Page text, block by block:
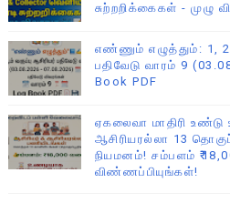
சுற்றறிக்கைகள் - முழு
எண்ணும் எழுத்தும்: 1,
பதிவேடு வாரம் 9
Book PDF
ஏகலைவா மாதிரி உண்டு
ஆசிரியரல்லா 13
நியமனம்! சம்பளம்
விண்ணப்பியுங்கள்!